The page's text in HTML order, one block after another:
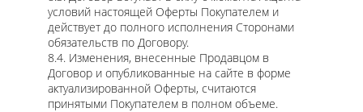
условий настоящей Оферты Покупателем и
действует до полного исполнения Сторонами
обязательств по Договору.
8.4. Изменения, внесенные Продавцом в
Договор и опубликованные на сайте в форме
актуализированной Оферты, считаются
принятыми Покупателем в полном объеме.